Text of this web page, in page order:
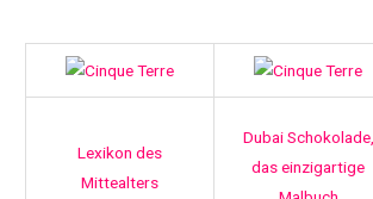
Lexikon des
Mittealters
Dubai Schokolade,
das einzigartige